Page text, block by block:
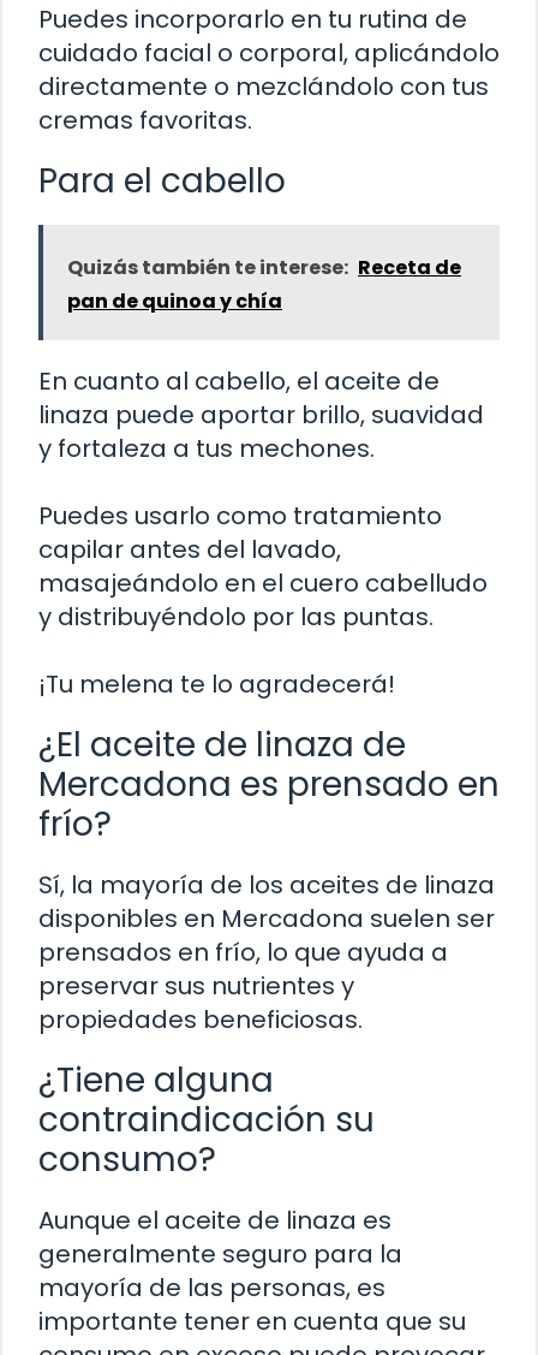
Puedes incorporarlo en tu rutina de
cuidado facial o corporal, aplicándolo
directamente o mezclándolo con tus
cremas favoritas.
Para el cabello
Quizás también te interese: Receta de
pan de quinoa y chía
En cuanto al cabello, el aceite de
linaza puede aportar brillo, suavidad
y fortaleza a tus mechones.
Puedes usarlo como tratamiento
capilar antes del lavado,
masajeándolo en el cuero cabelludo
y distribuyéndolo por las puntas.
¡Tu melena te lo agradecerá!
¿El aceite de linaza de
Mercadona es prensado en
frío?
Sí, la mayoría de los aceites de linaza
disponibles en Mercadona suelen ser
prensados en frío, lo que ayuda a
preservar sus nutrientes y
propiedades beneficiosas.
¿Tiene alguna
contraindicación su
consumo?
Aunque el aceite de linaza es
generalmente seguro para la
mayoría de las personas, es
importante tener en cuenta que su